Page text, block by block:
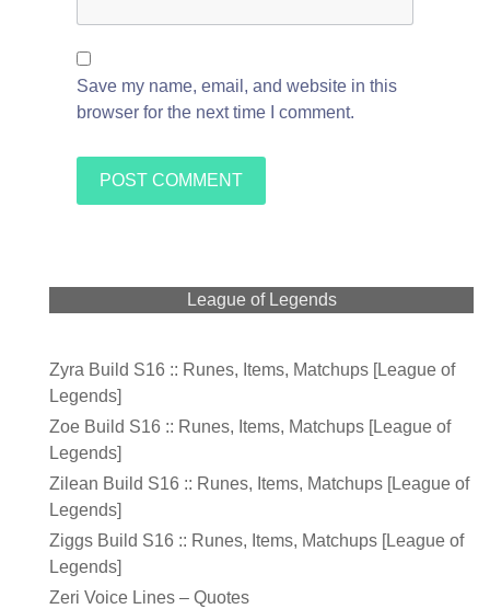
Save my name, email, and website in this
browser for the next time I comment.
League of Legends
Zyra Build S16 :: Runes, Items, Matchups [League of
Legends]
Zoe Build S16 :: Runes, Items, Matchups [League of
Legends]
Zilean Build S16 :: Runes, Items, Matchups [League of
Legends]
Ziggs Build S16 :: Runes, Items, Matchups [League of
Legends]
Zeri Voice Lines – Quotes